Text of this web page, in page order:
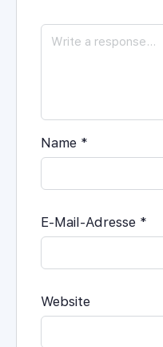
Name *
E-Mail-Adresse *
Website